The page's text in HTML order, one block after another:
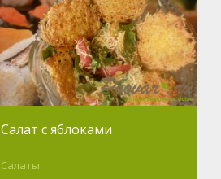
Салат с яблоками
Салаты